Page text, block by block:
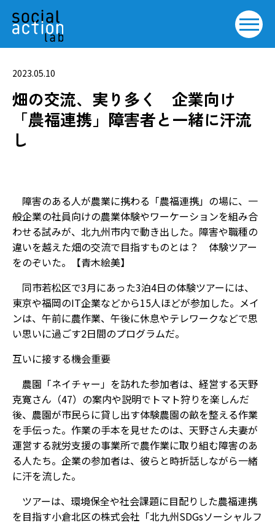
2023.05.10
畑の交流、実り多く 企業向け
「農福連携」障害者と一緒に汗流
し
障害のある人が農業に携わる「農福連携」の場に、一
般企業の社員向けの農業体験やワーケーションを組み合
わせる試みが、北九州市内で動き出した。障害や職種の
違いを越えた畑の交流で目指すものとは？ 体験ツアー
をのぞいた。【青木絵美】
同市若松区で3月にあった3泊4日の体験ツアーには、
東京や福岡のIT企業などから15人ほどが参加した。メイ
ンは、午前に農作業、午後に休息やテレワークなどで思
い思いに過ごす2日間のプログラムだ。
互いに接する機会重要
農園「ネイチャー」を訪れた参加者は、経営する天野
克寛さん（47）の案内や説明でトマト狩りを楽しんだ
後、農園が市民らに貸し出す体験農園の畝を整える作業
を手伝った。作業の手本を見せたのは、天野さん夫妻が
運営する就労支援の事業所で農作業に取り組む障害のあ
る人たち。企業の参加者は、彼らと時折話しながら一緒
に汗を流した。
ツアーは、環境保全や社会課題に目配りした農福連携
を目指す小倉北区の株式会社「北九州SDGsソーシャルフ